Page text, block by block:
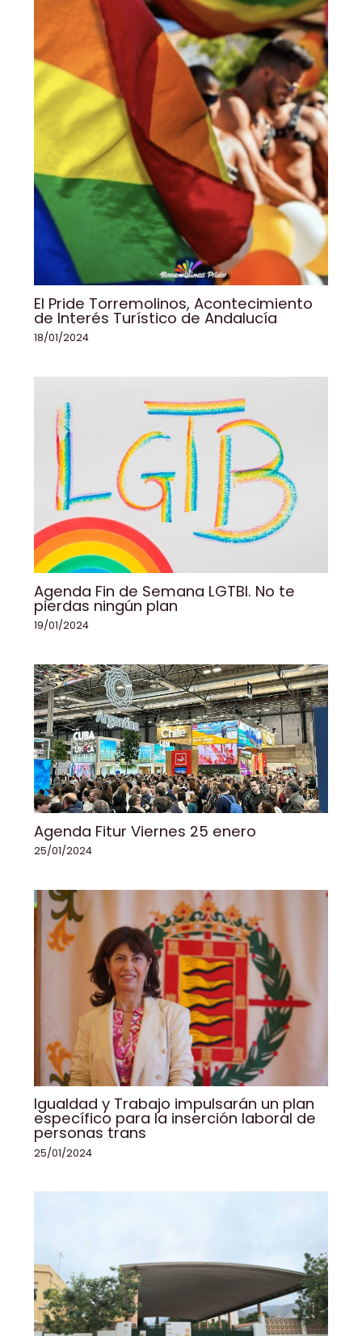
El Pride Torremolinos, Acontecimiento
de Interés Turístico de Andalucía
18/01/2024
Agenda Fin de Semana LGTBI. No te
pierdas ningún plan
19/01/2024
Agenda Fitur Viernes 25 enero
25/01/2024
Igualdad y Trabajo impulsarán un plan
específico para la inserción laboral de
personas trans
25/01/2024